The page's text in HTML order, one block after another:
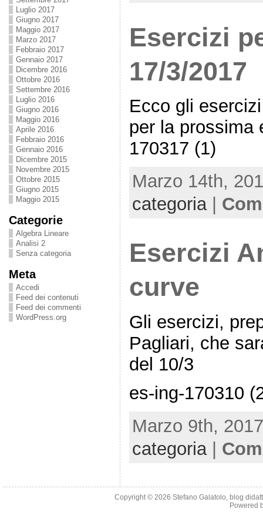
Luglio 2017
Giugno 2017
Maggio 2017
Marzo 2017
Febbraio 2017
Gennaio 2017
Dicembre 2016
Ottobre 2016
Settembre 2016
Luglio 2016
Giugno 2016
Maggio 2016
Aprile 2016
Febbraio 2016
Gennaio 2016
Dicembre 2015
Novembre 2015
Ottobre 2015
Giugno 2015
Maggio 2015
Categorie
Algebra Lineare
Analisi 2
Senza categoria
Meta
Accedi
Feed dei contenuti
Feed dei commenti
WordPress.org
Esercizi
17/3/2017
Ecco gli
per la prossima
170317 (1)
Marzo 14th,
categoria|
Esercizi
curve
Gli esercizi,
Pagliari, che
del 10/3
es-ing-170310
Marzo 9th,
categoria|
Copyright © 2026 Stefano Galatolo, blog
Powered